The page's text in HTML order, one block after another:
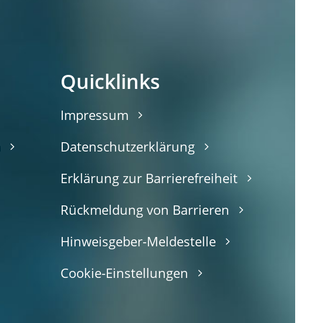
Quicklinks
Impressum
Datenschutzerklärung
Erklärung zur Barrierefreiheit
Rückmeldung von Barrieren
Hinweisgeber-Meldestelle
Cookie-Einstellungen